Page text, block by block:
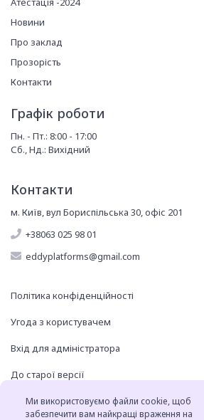
Новини
Про заклад
Прозорість
Контакти
Графік роботи
Пн. - Пт.: 8:00 - 17:00
Сб., Нд.: Вихідний
Контакти
м. Київ, вул Бориспільська 30, офіс 201
+38063 025 98 01
eddyplatforms@gmail.com
Політика конфіденційності
Угода з користувачем
Вхід для адміністратора
До старої версії
Ми використовуємо файли cookie, щоб
забезпечити вам найкращі враження на